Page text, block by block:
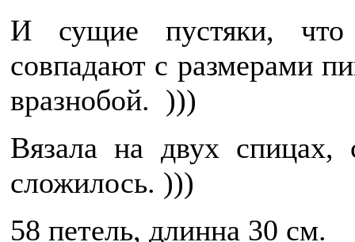
И сущие пустяки,
совпадают с размерами
вразнобой. )))
Вязала на двух
сложилось. )))
58 петель, длинна 30 см.